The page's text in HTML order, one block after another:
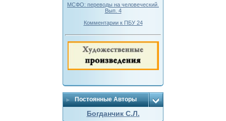
МСФО: переводы на человеческий.
Вып. 4
Комментарии к ПБУ 24
Постоянные Авторы
Богданчик С.Л.